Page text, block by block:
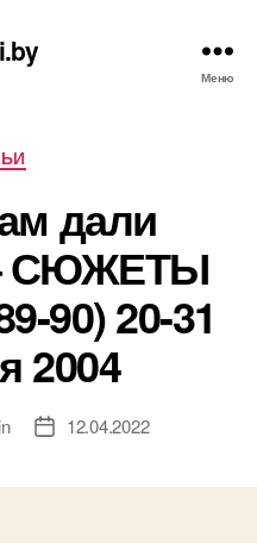
Меню
дали
СЮЖЕТЫ
90) 20-31
2004
Дата12.04.2022